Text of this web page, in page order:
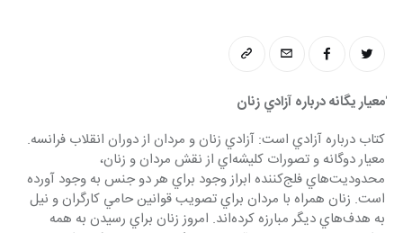
ٰمعيار يگانه درباره آزادي زنان
كتاب درباره آزادي است: آزادي زنان و مردان از دوران انقلاب فرانسه.
معيار دوگانه و تصورات كليشه‌اي از نقش مردان و زنان،
محدوديت‌هاي فلج‌كننده ابراز وجود براي هر دو جنس به وجود آورده
است. زنان همراه با مردان براي تصويب قوانين حامي كارگران و نيل
به هدف‌هاي دیگر مبارزه كرده‌اند. امروز زنان براي رسيدن به همه